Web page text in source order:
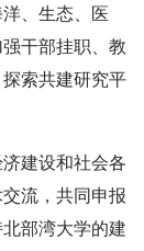
、生态、医
干部挂职、教
索共建研究平
建设和社会各
流，共同申报
部湾大学的建